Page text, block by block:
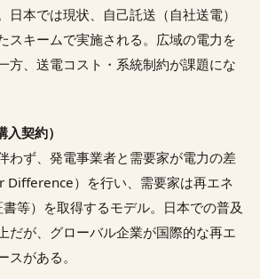
日本では現状、自己託送（自社送電）
スキームで実施される。広域の電力を
方、送電コスト・系統制約が課題にな
契約）
わず、発電事業者と需要家が電力の差
Difference）を行い、需要家は再エネ
等）を取得するモデル。日本での普及
だが、グローバル企業が国際的な再エ
がある。